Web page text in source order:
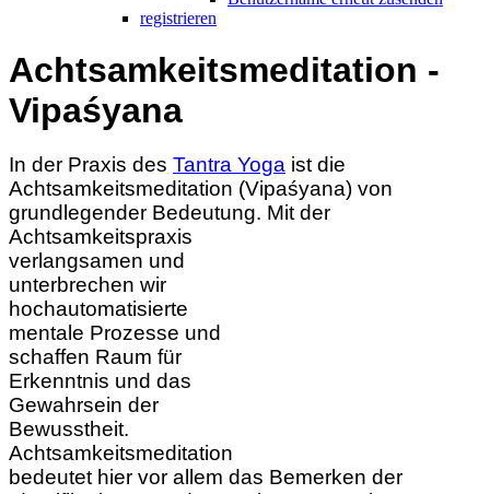
registrieren
Achtsamkeitsmeditation -
Vipaśyana
In der Praxis des Tantra Yoga ist die
Achtsamkeitsmeditation (Vipaśyana) von
grundlegender Bedeutung. Mit der
Achtsamkeitspraxis
verlangsamen und
unterbrechen wir
hochautomatisierte
mentale Prozesse und
schaffen Raum für
Erkenntnis und das
Gewahrsein der
Bewusstheit.
Achtsamkeitsmeditation
bedeutet hier vor allem das Bemerken der